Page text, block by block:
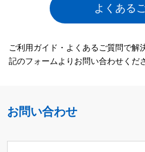
よくある
ご利用ガイド・よくあるご質問で解
記のフォームよりお問い合わせくだ
お問い合わせ